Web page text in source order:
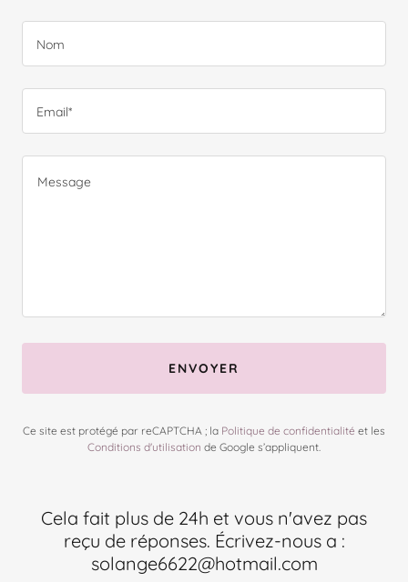
Nom
Email*
ENVOYER
Ce site est protégé par reCAPTCHA ; la Politique de confidentialité et les
Conditions d'utilisation de Google s’appliquent.
Cela fait plus de 24h et vous n'avez pas
reçu de réponses. Écrivez-nous a :
solange6622@hotmail.com